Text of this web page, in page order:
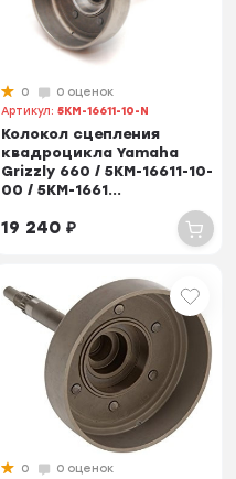
0
0 оценок
Артикул:5KM-16611-10-N
Колокол сцепления
квадроцикла Yamaha
Grizzly 660 / 5KM-16611-10-
00 / 5KM-1661...
19 240₽
0
0 оценок